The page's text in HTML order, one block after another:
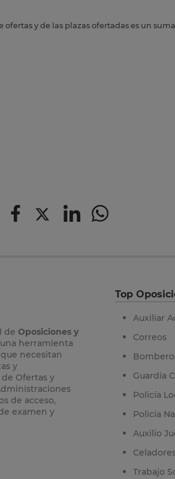
y de las plazas ofertadas es un
de Oposiciones y
herramienta
necesitan
y
de Ofertas y
de acceso,
examen y
Top
Auxiliar
Correos
Guardia
Policía
Policía
Auxilio
Trabajo